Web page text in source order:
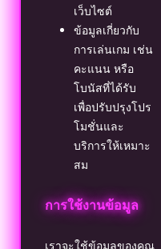
เว็บไซต์
ข้อมูลเกี่ยวกับ
การเล่นเกม เช่น
คะแนน หรือ
โบนัสที่ได้รับ
เพื่อปรับปรุงโปร
โมชั่นและ
บริการให้เหมาะ
สม
การใช้งานข้อมูล
เราจะใช้ข้อมูลของคุณ